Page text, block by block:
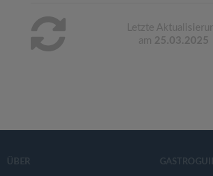
Letzte
am 25.03.2025
ÜBER